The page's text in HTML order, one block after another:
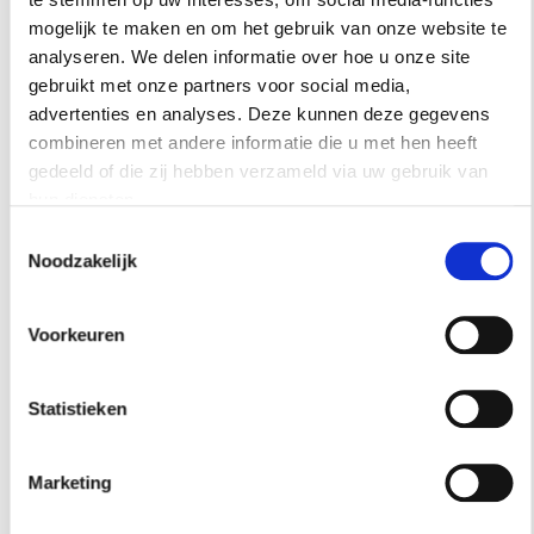
mogelijk te maken en om het gebruik van onze website te
analyseren. We delen informatie over hoe u onze site
gebruikt met onze partners voor social media,
advertenties en analyses. Deze kunnen deze gegevens
combineren met andere informatie die u met hen heeft
gedeeld of die zij hebben verzameld via uw gebruik van
Noodzakelijk
Voorkeuren
Statistieken
Marketing
opzoekt.